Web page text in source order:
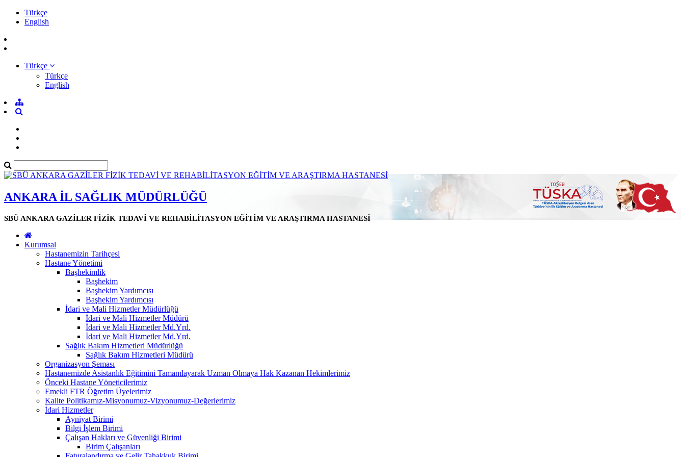
Türkçe
English
Türkçe
Türkçe
English
ANKARA İL SAĞLIK MÜDÜRLÜĞÜ
SBÜ ANKARA GAZİLER FİZİK TEDAVİ VE REHABİLİTASYON EĞİTİM VE ARAŞTIRMA HASTANESİ
Kurumsal
Hastanemizin Tarihçesi
Hastane Yönetimi
Başhekimlik
Başhekim
Başhekim Yardımcısı
Başhekim Yardımcısı
İdari ve Mali Hizmetler Müdürlüğü
İdari ve Mali Hizmetler Müdürü
İdari ve Mali Hizmetler Md.Yrd.
İdari ve Mali Hizmetler Md.Yrd.
Sağlık Bakım Hizmetleri Müdürlüğü
Sağlık Bakım Hizmetleri Müdürü
Organizasyon Şeması
Hastanemizde Asistanlık Eğitimini Tamamlayarak Uzman Olmaya Hak Kazanan Hekimlerimiz
Önceki Hastane Yöneticilerimiz
Emekli FTR Öğretim Üyelerimiz
Kalite Politikamız-Misyonumuz-Vizyonumuz-Değerlerimiz
İdari Hizmetler
Ayniyat Birimi
Bilgi İşlem Birimi
Çalışan Hakları ve Güvenliği Birimi
Birim Çalışanları